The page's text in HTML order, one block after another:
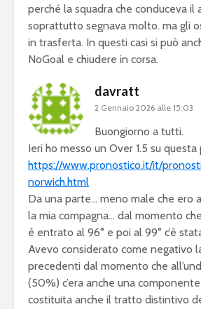
perché la squadra che conduceva il
soprattutto segnava molto. ma gli
in trasferta. In questi casi si può
NoGoal e chiudere in corsa.
davratt
2 Gennaio 2026 alle 15:03
Buongiorno a tutti.
Ieri ho messo un Over 1.5 su questa
https://www.pronostico.it/it/
norwich.html
Da una parte… meno male che ero
la mia compagna… dal momento
è entrato al 96° e poi al 99° c’è
Avevo considerato come negativo
precedenti dal momento che
(50%) c’era anche una
costituita anche il tratto distintivo